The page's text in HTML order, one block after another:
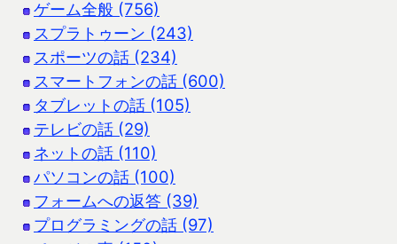
ゲーム全般 (756)
スプラトゥーン (243)
スポーツの話 (234)
スマートフォンの話 (600)
タブレットの話 (105)
テレビの話 (29)
ネットの話 (110)
パソコンの話 (100)
フォームへの返答 (39)
プログラミングの話 (97)